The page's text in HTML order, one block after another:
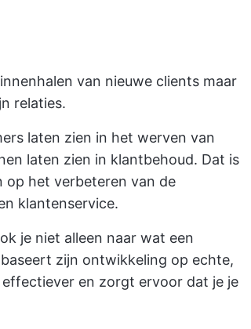
van nieuwe clients maar
relaties.
laten zien in het werven van
laten zien in klantbehoud. Dat is
op het verbeteren van de
klantenservice.
je niet alleen naar wat een
zijn ontwikkeling op echte,
en zorgt ervoor dat je je